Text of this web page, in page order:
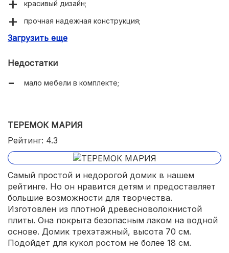
красивый дизайн;
прочная надежная конструкция;
подходит для Барби;
Загрузить еще
Недостатки
мало мебели в комплекте;
ТЕРЕМОК МАРИЯ
Рейтинг: 4.3
Самый простой и недорогой домик в нашем
рейтинге. Но он нравится детям и предоставляет
большие возможности для творчества.
Изготовлен из плотной древесноволокнистой
плиты. Она покрыта безопасным лаком на водной
основе. Домик трехэтажный, высота 70 см.
Подойдет для кукол ростом не более 18 см.